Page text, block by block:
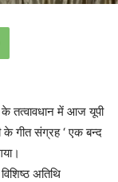
तत्वावधान में आज यूपी
के गीत संग्रह ‘ एक बन्द
अतिथि